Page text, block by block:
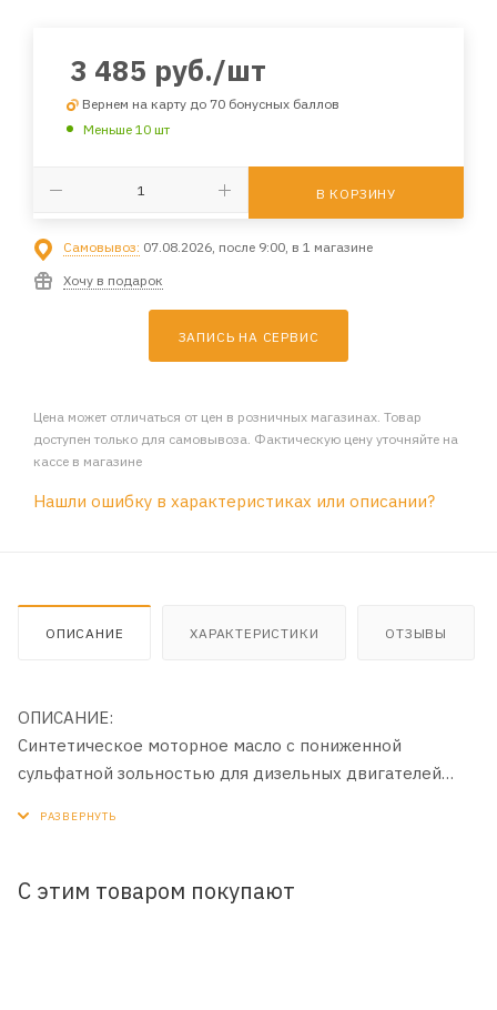
3 485 руб./шт
Вернем на карту до 70 бонусных баллов
Меньше 10 шт
В КОРЗИНУ
Самовывоз: 07.08.2026, после 9:00, в 1 магазине
Хочу в подарок
ЗАПИСЬ НА СЕРВИС
Цена может отличаться от цен в розничных магазинах. Товар
доступен только для самовывоза. Фактическую цену уточняйте на
кассе в магазине
Нашли ошибку в характеристиках или описании?
ОПИСАНИЕ ХАРАКТЕРИСТИКИ ОТЗЫВЫ
ОПИСАНИЕ:
Синтетическое моторное масло с пониженной
сульфатной зольностью для дизельных двигателей
применением передовой технологии DuraMax®.
С этим товаром покупают